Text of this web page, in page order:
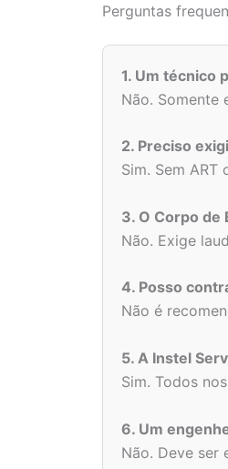
Perguntas
1. Um técnico
Não. Somente
2. Preciso
Sim. Sem
3. O Corpo de
Não. Exige
4. Posso
Não é
5. A Instel
Sim. Todos
6. Um
Não. Deve ser